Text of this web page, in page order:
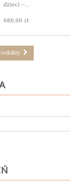
dzieci –...
680,00 zł